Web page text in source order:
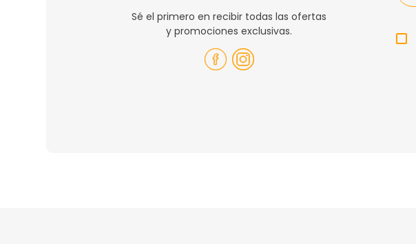
Sé el primero en recibir todas las ofertas
y promociones exclusivas.